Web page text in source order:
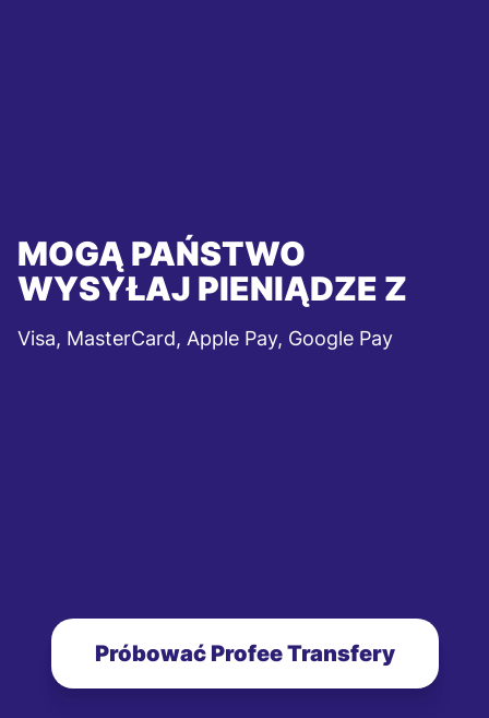
MOGĄ PAŃSTWO
WYSYŁAJ PIENIĄDZE Z
Visa, MasterCard, Apple Pay, Google Pay
Próbować Profee Transfery